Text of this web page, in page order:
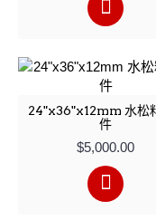
24"x36"x12mm 水松
件
$5,000.00